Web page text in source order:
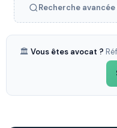
Recherche
🏛️ Vous êtes avocat ?